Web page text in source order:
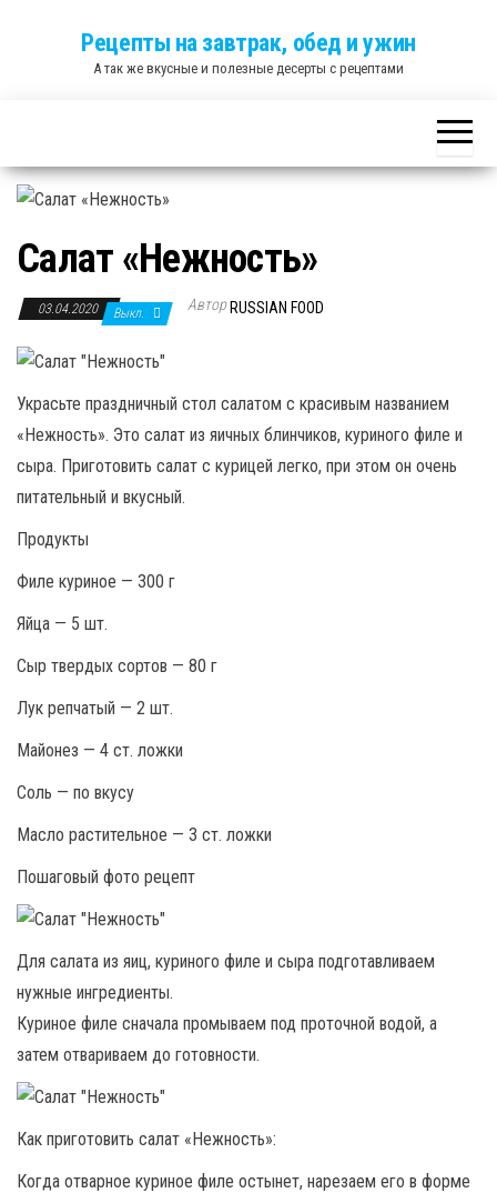
Рецепты на завтрак, обед и ужин
А так же вкусные и полезные десерты с рецептами
Салат «Нежность»
03.04.2020 Выкл. Автор RUSSIAN FOOD
Украсьте праздничный стол салатом с красивым названием
«Нежность». Это салат из яичных блинчиков, куриного филе и
сыра. Приготовить салат с курицей легко, при этом он очень
питательный и вкусный.
Продукты
Филе куриное — 300 г
Яйца — 5 шт.
Сыр твердых сортов — 80 г
Лук репчатый — 2 шт.
Майонез — 4 ст. ложки
Соль — по вкусу
Масло растительное — 3 ст. ложки
Пошаговый фото рецепт
Для салата из яиц, куриного филе и сыра подготавливаем
нужные ингредиенты.
Куриное филе сначала промываем под проточной водой, а
затем отвариваем до готовности.
Как приготовить салат «Нежность»:
Когда отварное куриное филе остынет, нарезаем его в форме